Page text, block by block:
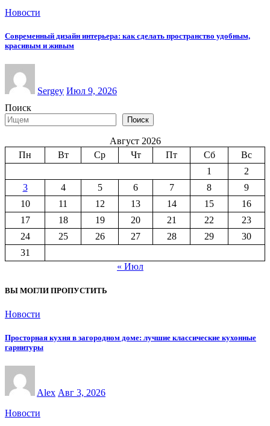
Новости
Современный дизайн интерьера: как сделать пространство удобным,
красивым и живым
Sergey Июл 9, 2026
Поиск
Поиск
Август 2026
Пн
Вт Ср Чт Пт Сб
Вс
1
2
3
4 5 6 7 8
9
10
11 12 13 14 15
16
17
18 19 20 21 22
23
24
25 26 27 28 29
30
31
« Июл
ВЫ МОГЛИ ПРОПУСТИТЬ
Новости
Просторная кухня в загородном доме: лучшие классические кухонные
гарнитуры
Alex Авг 3, 2026
Новости